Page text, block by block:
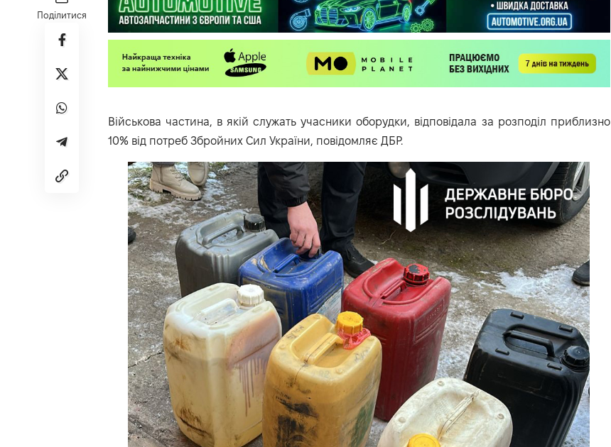
Поділитися
Військова частина, в якій служать учасники оборудки, відповідала за розподіл приблизно
10% від потреб Збройних Сил України, повідомляє ДБР.